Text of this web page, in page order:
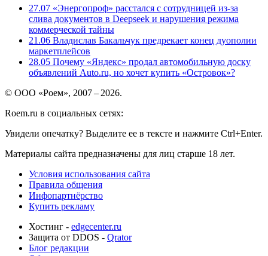
27.07 «Энергопроф» расстался с сотрудницей из-за
слива документов в Deepseek и нарушения режима
коммерческой тайны
21.06 Владислав Бакальчук предрекает конец дуополии
маркетплейсов
28.05 Почему «Яндекс» продал автомобильную доску
объявлений Auto.ru, но хочет купить «Островок»?
© ООО «Роем», 2007 – 2026.
Roem.ru в социальных сетях:
Увидели опечатку? Выделите ее в тексте и нажмите Ctrl+Enter.
Материалы сайта предназначены для лиц старше 18 лет.
Условия использования сайта
Правила общения
Инфопартнёрство
Купить рекламу
Хостинг - edgecenter.ru
Защита от DDOS - Qrator
Блог редакции